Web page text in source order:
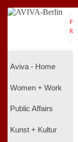
P
R
Aviva - Home
Women + Work
Public Affairs
Kunst + Kultur